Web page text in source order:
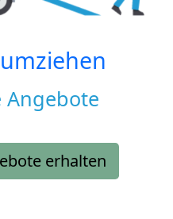
Angebote
erhalten